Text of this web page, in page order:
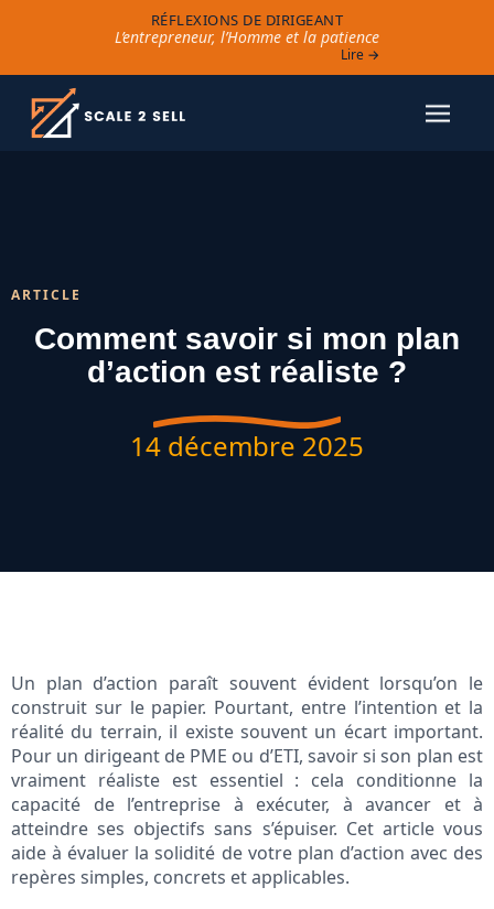
RÉFLEXIONS DE DIRIGEANT
L’entrepreneur, l’Homme et la patience
Lire →
ARTICLE
Comment savoir si mon plan
d’action est réaliste ?
14 décembre 2025
Un plan d’action paraît souvent évident lorsqu’on le
construit sur le papier. Pourtant, entre l’intention et la
réalité du terrain, il existe souvent un écart important.
Pour un dirigeant de PME ou d’ETI, savoir si son plan est
vraiment réaliste est essentiel : cela conditionne la
capacité de l’entreprise à exécuter, à avancer et à
atteindre ses objectifs sans s’épuiser. Cet article vous
aide à évaluer la solidité de votre plan d’action avec des
repères simples, concrets et applicables.